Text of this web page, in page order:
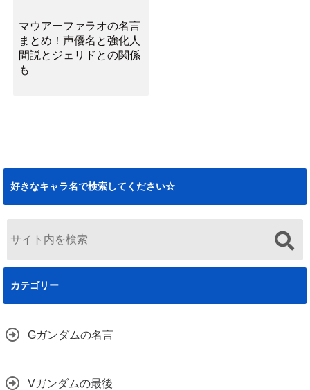
マウアーファラオの名言
まとめ！声優名と強化人
間説とジェリドとの関係
も
好きなキャラ名で検索してください☆
カテゴリー
Gガンダムの名言
Vガンダムの最後